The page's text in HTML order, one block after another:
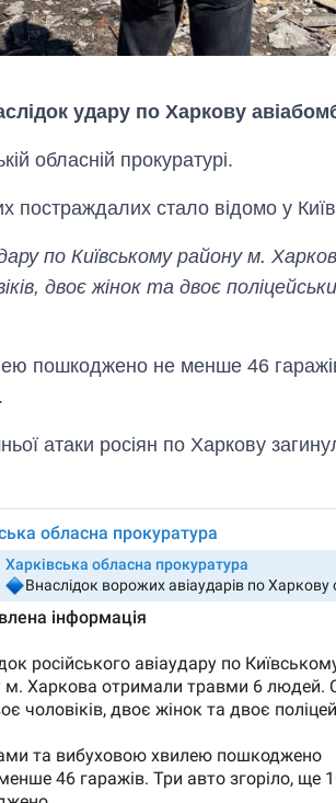
удару по Харкову
обласній прокуратурі.
постраждалих стало відомо у
по Київському району м.
двоє жінок та двоє
пошкоджено не менше 46
атаки росіян по Харкову